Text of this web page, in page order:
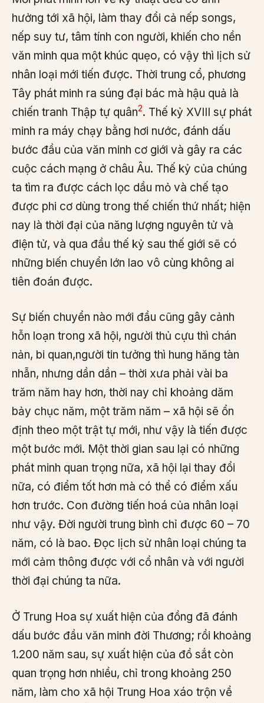
hưởng tới xã hội, làm thay đổi cả nếp songs,
nếp suy tư, tâm tính con người, khiến cho nền
văn minh qua một khúc quẹo, có vậy thì lịch sử
nhân loại mới tiến được. Thời trung cổ, phương
Tây phát minh ra súng đại bác mà hậu quả là
chiến tranh Thập tự quân2. Thế kỷ XVIII sự phát
minh ra máy chạy bằng hơi nước, đánh dấu
bước đầu của văn minh cơ giới và gây ra các
cuộc cách mạng ở châu Âu. Thế kỷ của chúng
ta tìm ra được cách lọc dầu mỏ và chế tạo
được phi cơ dùng trong thế chiến thứ nhất; hiện
nay là thời đại của năng lượng nguyên tử và
điện tử, và qua đầu thế kỷ sau thế giới sẽ có
những biến chuyển lớn lao vô cùng không ai
tiên đoán được.
Sự biến chuyển nào mới đầu cũng gây cảnh
hỗn loạn trong xã hội, người thủ cựu thì chán
nản, bi quan,người tin tưởng thì hung hăng tàn
nhẫn, nhưng dần dần – thời xưa phải vài ba
trăm năm hay hơn, thời nay chỉ khoảng dăm
bảy chục năm, một trăm năm – xã hội sẽ ổn
định theo một trật tự mới, như vậy là tiến được
một bước mới. Một thời gian sau lại có những
phát minh quan trọng nữa, xã hội lại thay đổi
nữa, có điểm tốt hơn mà có thể có điểm xấu
hơn trước. Con đường tiến hoá của nhân loại
như vậy. Đời người trung bình chỉ được 60 – 70
năm, có là bao. Đọc lịch sử nhân loại chúng ta
mới cảm thông được với cổ nhân và với người
thời đại chúng ta nữa.
Ở Trung Hoa sự xuất hiện của đồng đã đánh
dấu bước đầu văn minh đời Thương; rồi khoảng
1.200 năm sau, sự xuất hiện của đồ sắt còn
quan trọng hơn nhiều, chỉ trong khoảng 250
năm, làm cho xã hội Trung Hoa xáo trộn về